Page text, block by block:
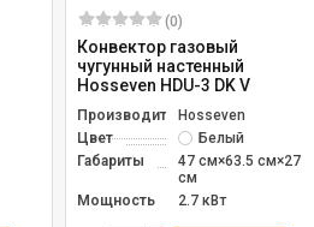
(0)
Конвектор газовый
чугунный настенный
Hosseven HDU-3 DK V
ПроизводительHosseven
Цвет
Белый
Габариты
47 см×63.5 см×27
см
Мощность
2.7 кВт